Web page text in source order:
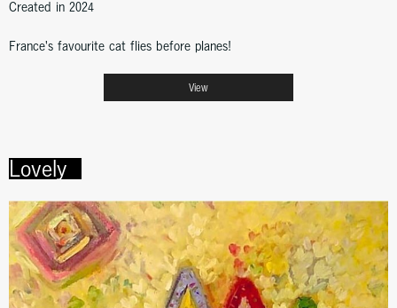
Created in 2024
France's favourite cat flies before planes!
View
Lovely